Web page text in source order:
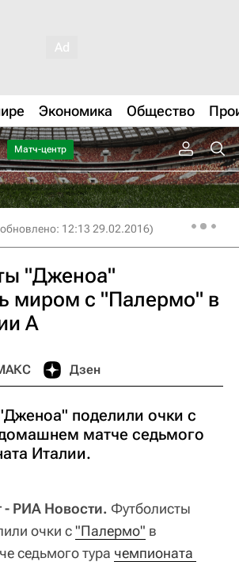
Экономика Общество
Матч-центр
12:13 29.02.2016)
"Дженоа"
миром с "Палермо" в
А
Дзен
поделили очки с
матче седьмого
Италии.
РИА Новости. Футболисты
очки с"Палермо" в
седьмого тура чемпионата